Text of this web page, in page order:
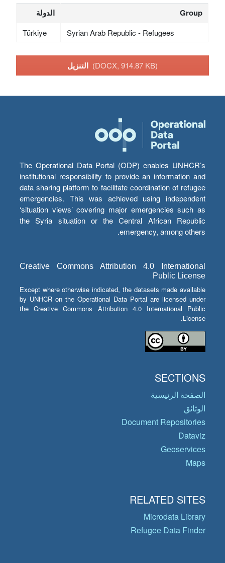
الدولة Group
Türkiye Syrian Arab Republic - Refugees
(DOCX, 914.87 KB)
The Operational Data Portal (ODP) enables UNHCR’s
institutional responsibility to provide an information and
data sharing platform to facilitate coordination of refugee
emergencies. This was achieved using independent
‘situation views’ covering major emergencies such as
the Syria situation or the Central African Republic
emergency, among others.
Creative Commons Attribution 4.0 International
Public License
Except where otherwise indicated, the datasets made available
by UNHCR on the Operational Data Portal are licensed under
the Creative Commons Attribution 4.0 International Public
License.
SECTIONS
الصفحة الرئيسية
الوثائق
Document Repositories
Dataviz
Geoservices
Maps
RELATED SITES
Microdata Library
Refugee Data Finder